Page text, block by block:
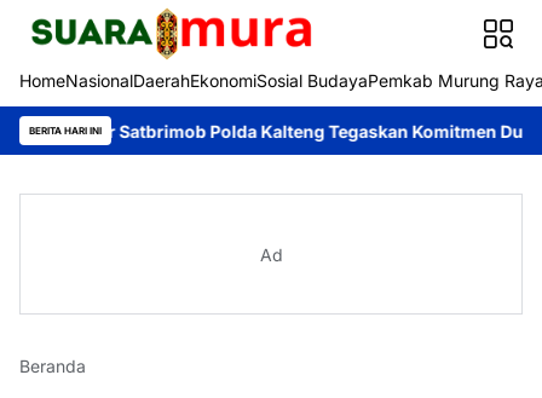
HomeNasionalDaerahEkonomiSosial BudayaPemkab Murung
BERITA HARI INI
Satbrimob Polda Kalteng Tegaskan Komitmen Dukung
Ad
Beranda